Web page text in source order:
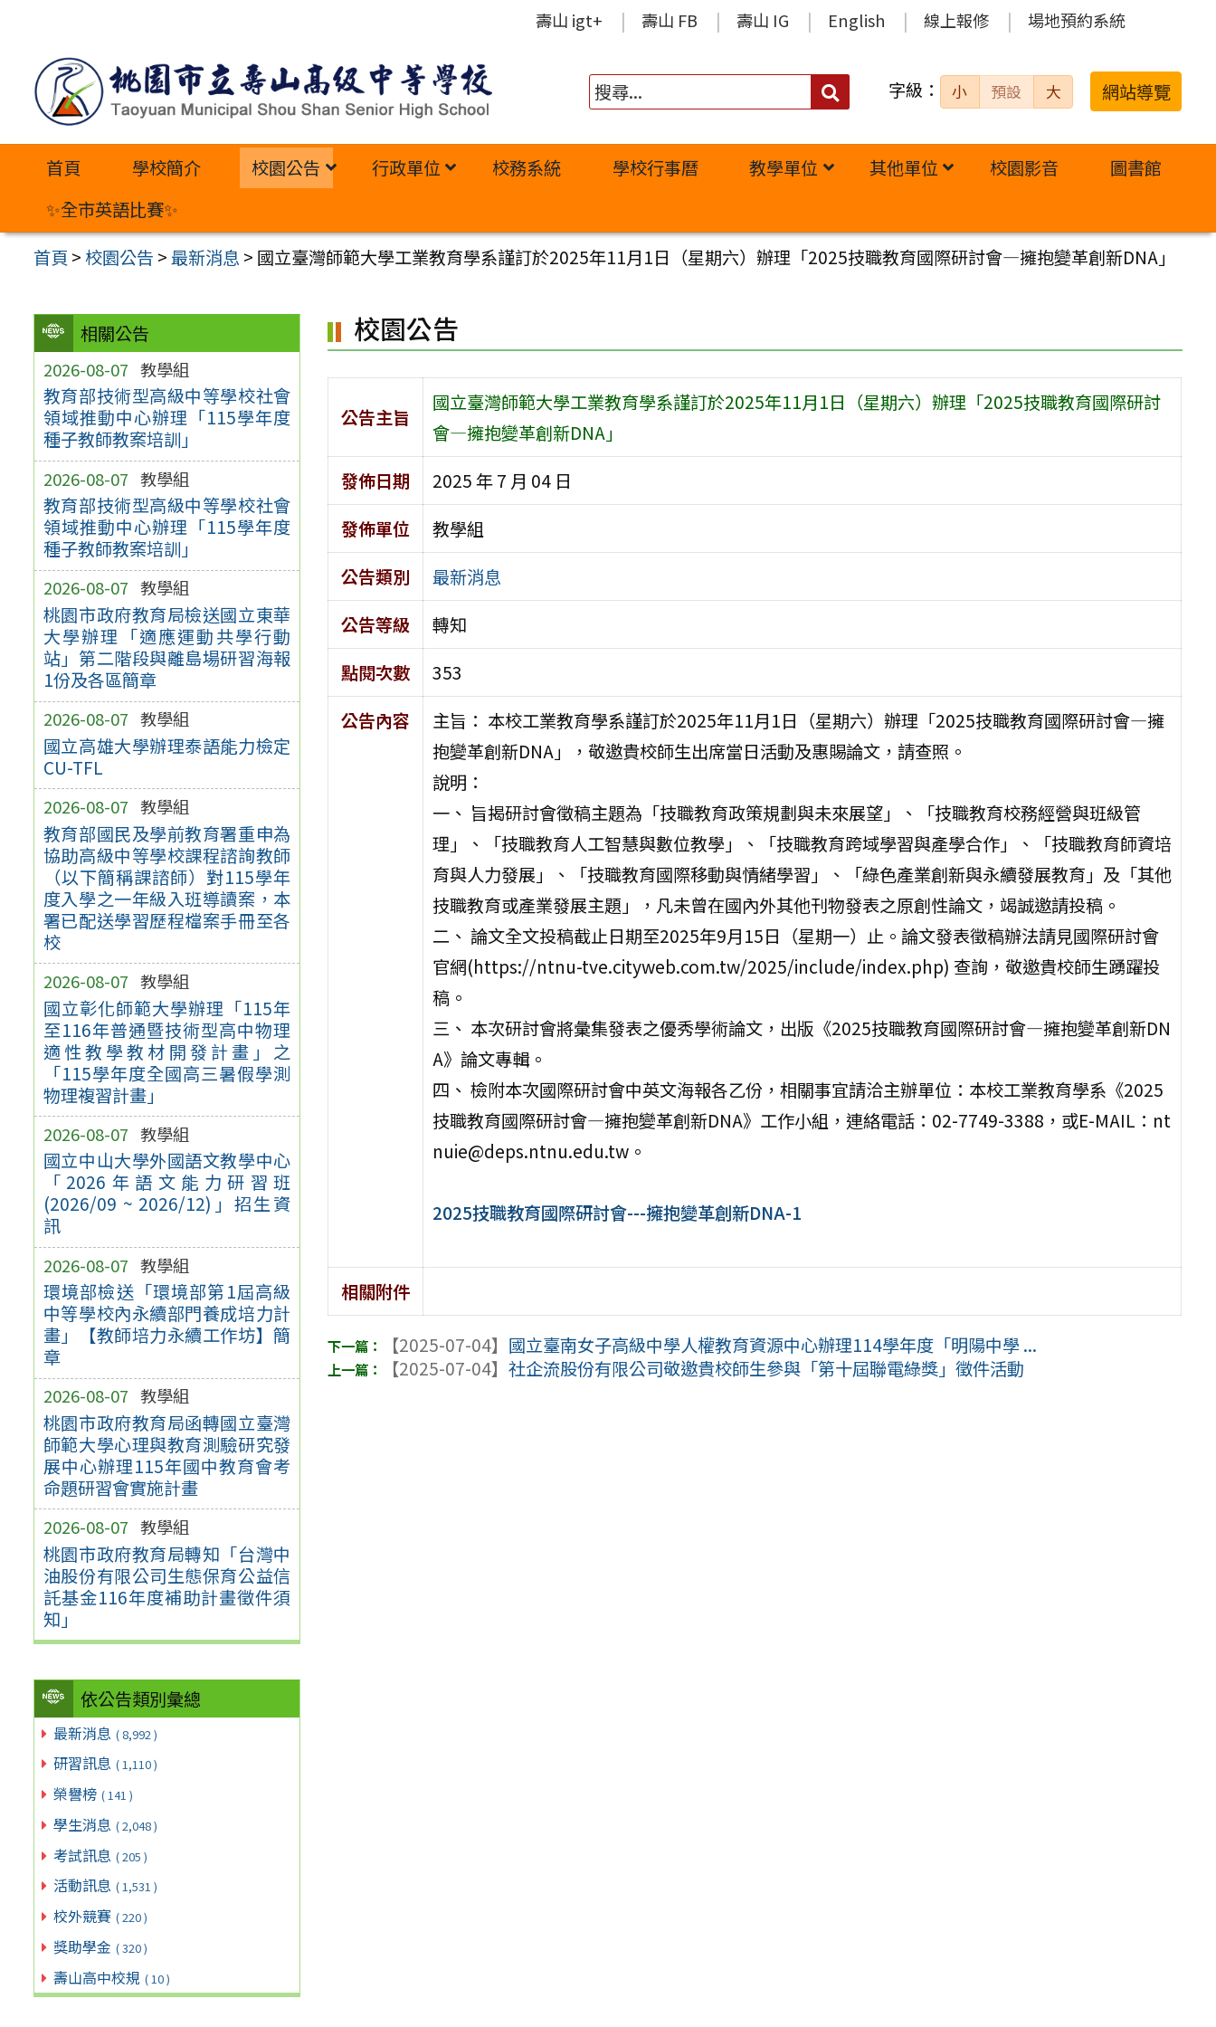
內
壽山 igt+ 壽山 FB 壽山 IG English 線上報修 場地預約系統
搜
字級： 小 預設 大 網站導覽
首頁 學校簡介 校園公告 行政單位 校務系統 學校行事曆 教學單位 其他單位 校園影音
圖書館
✨全市英語比賽✨
首頁 >校園公告 >最新消息 > 國立臺灣師範大學工業教育學系謹訂於2025年11月1日（星期六）辦理「2025技職教育國際研討會—擁抱變革創新DNA」
相關公告
2026-08-07 教學組
教育部技術型高級中等學校社會
領域推動中心辦理「115學年度
種子教師教案培訓」
2026-08-07 教學組
教育部技術型高級中等學校社會
領域推動中心辦理「115學年度
種子教師教案培訓」
2026-08-07 教學組
桃園市政府教育局檢送國立東華
大學辦理「適應運動共學行動
站」第二階段與離島場研習海報
1份及各區簡章
2026-08-07 教學組
國立高雄大學辦理泰語能力檢定
CU-TFL
2026-08-07 教學組
教育部國民及學前教育署重申為
協助高級中等學校課程諮詢教師
（以下簡稱課諮師）對115學年
度入學之一年級入班導讀案，本
署已配送學習歷程檔案手冊至各
校
2026-08-07 教學組
國立彰化師範大學辦理「115年
至116年普通暨技術型高中物理
適性教學教材開發計畫」之
「115學年度全國高三暑假學測
物理複習計畫」
2026-08-07 教學組
國立中山大學外國語文教學中心
「2026年語文能力研習班
(2026/09 ~ 2026/12)」招生資
訊
2026-08-07 教學組
環境部檢送「環境部第1屆高級
中等學校內永續部門養成培力計
畫」【教師培力永續工作坊】簡
章
2026-08-07 教學組
桃園市政府教育局函轉國立臺灣
師範大學心理與教育測驗研究發
展中心辦理115年國中教育會考
命題研習會實施計畫
2026-08-07 教學組
桃園市政府教育局轉知「台灣中
油股份有限公司生態保育公益信
託基金116年度補助計畫徵件須
知」
依公告類別彙總
最新消息 ( 8,992 )
研習訊息 ( 1,110 )
榮譽榜 ( 141 )
學生消息 ( 2,048 )
考試訊息 ( 205 )
活動訊息 ( 1,531 )
校外競賽 ( 220 )
獎助學金 ( 320 )
壽山高中校規 ( 10 )
校園公告
公告主旨
國立臺灣師範大學工業教育學系謹訂於2025年11月1日（星期六）辦理「2025技職教育國際研討
會—擁抱變革創新DNA」
發佈日期
2025 年 7 月 04 日
發佈單位
教學組
公告類別
最新消息
公告等級
轉知
點閱次數
353
公告內容
主旨： 本校工業教育學系謹訂於2025年11月1日（星期六）辦理「2025技職教育國際研討會—擁
抱變革創新DNA」，敬邀貴校師生出席當日活動及惠賜論文，請查照。
說明：
一、 旨揭研討會徵稿主題為「技職教育政策規劃與未來展望」、「技職教育校務經營與班級管
理」、「技職教育人工智慧與數位教學」、「技職教育跨域學習與產學合作」、「技職教育師資培
育與人力發展」、「技職教育國際移動與情緒學習」、「綠色產業創新與永續發展教育」及「其他
技職教育或產業發展主題」，凡未曾在國內外其他刊物發表之原創性論文，竭誠邀請投稿。
二、 論文全文投稿截止日期至2025年9月15日（星期一）止。論文發表徵稿辦法請見國際研討會
官網(https://ntnu-tve.cityweb.com.tw/2025/include/index.php) 查詢，敬邀貴校師生踴躍投
稿。
三、 本次研討會將彙集發表之優秀學術論文，出版《2025技職教育國際研討會—擁抱變革創新DN
A》論文專輯。
四、 檢附本次國際研討會中英文海報各乙份，相關事宜請洽主辦單位：本校工業教育學系《2025
技職教育國際研討會—擁抱變革創新DNA》工作小組，連絡電話：02-7749-3388，或E-MAIL：nt
nuie@deps.ntnu.edu.tw。
2025技職教育國際研討會---擁抱變革創新DNA-1
相關附件
【2025-07-04】 國立臺南女子高級中學人權教育資源中心辦理114學年度「明陽中學 ...
【2025-07-04】社企流股份有限公司敬邀貴校師生參與「第十屆聯電綠獎」徵件活動